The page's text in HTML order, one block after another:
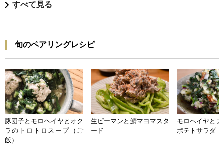
すべて見る
旬のペアリングレシピ
豚団子とモロヘイヤとオク
ラのトロトロスープ（ご
飯）
生ピーマンと鯖マヨマスタ
ード
モロヘイヤと
ポテトサラダ